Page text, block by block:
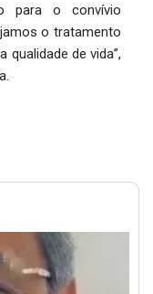
para o convívio
o tratamento
qualidade de vida”,